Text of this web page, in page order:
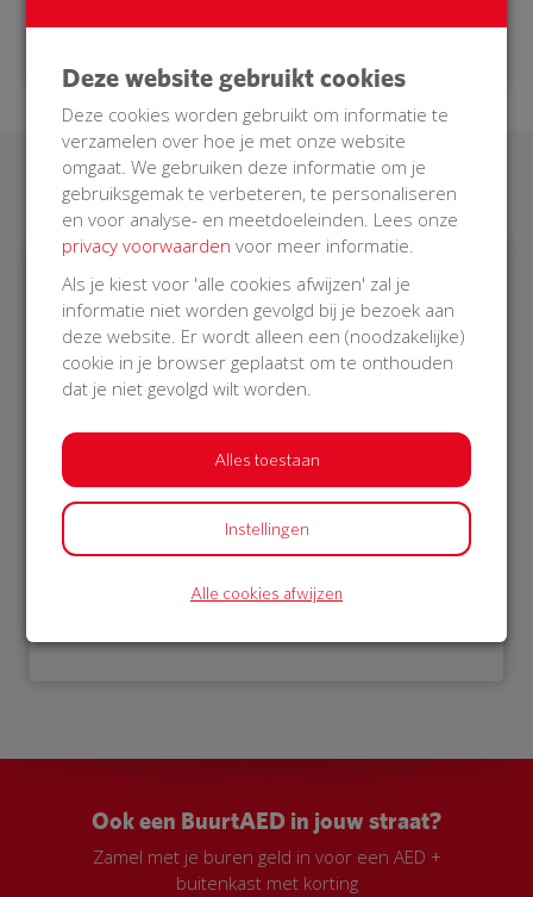
Laatste donaties
€ 976
Philips
23 Oct 2018
Bekijk alle donateurs
Ook een BuurtAED in jouw straat?
Zamel met je buren geld in voor een AED +
buitenkast met korting
Deze website gebruikt cookies
Deze cookies worden gebruikt om informatie te
verzamelen over hoe je met onze website
omgaat. We gebruiken deze informatie om je
gebruiksgemak te verbeteren, te personaliseren
en voor analyse- en meetdoeleinden. Lees onze
privacy voorwaarden voor meer informatie.
Als je kiest voor 'alle cookies afwijzen' zal je
informatie niet worden gevolgd bij je bezoek aan
deze website. Er wordt alleen een (noodzakelijke)
cookie in je browser geplaatst om te onthouden
dat je niet gevolgd wilt worden.
Alles toestaan
Instellingen
Alle cookies afwijzen